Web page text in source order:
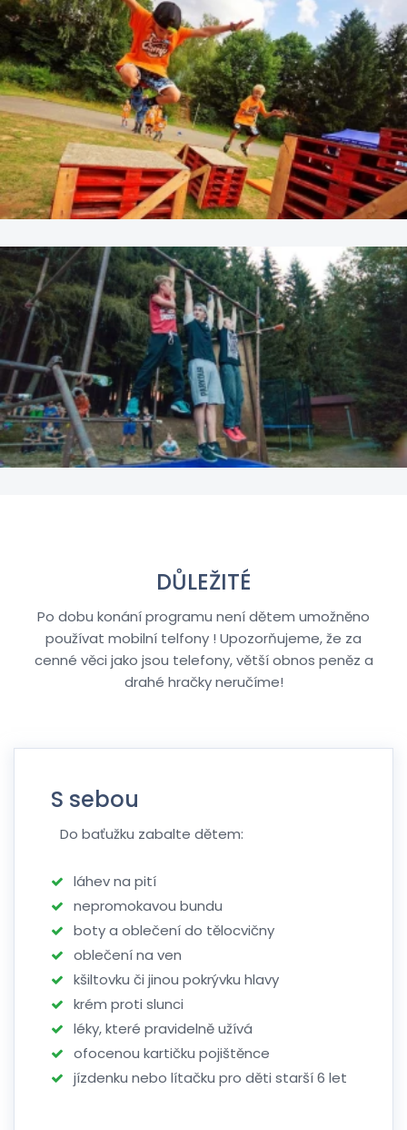
DŮLEŽITÉ
Po dobu konání programu není dětem umožněno
používat mobilní telfony ! Upozorňujeme, že za
cenné věci jako jsou telefony, větší obnos peněz a
drahé hračky neručíme!
S sebou
Do baťužku zabalte dětem:
láhev na pití
nepromokavou bundu
boty a oblečení do tělocvičny
oblečení na ven
kšiltovku či jinou pokrývku hlavy
krém proti slunci
léky, které pravidelně užívá
ofocenou kartičku pojištěnce
jízdenku nebo lítačku pro děti starší 6 let